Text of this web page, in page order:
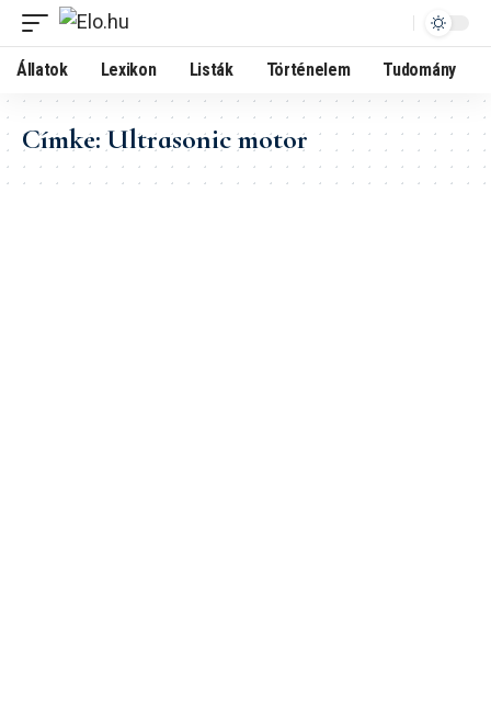
Állatok Lexikon Listák Történelem Tudomány
Címke:Ultrasonic motor